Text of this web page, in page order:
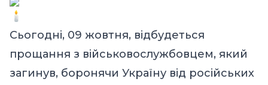
Сьогодні, 09 жовтня, відбудеться
прощання з військовослужбовцем, який
загинув, боронячи Україну від російських